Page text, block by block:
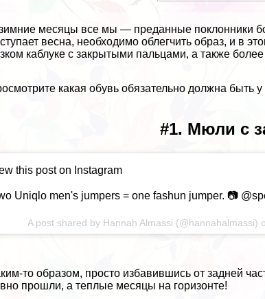
месяцы все мы — преданные поклонники
весна, необходимо облегчить образ, и в
каблуке с закрытыми пальцами, а также
какая обувь обязательно должна быть у
#1. Мюли с
this post on Instagram
Uniqlo men's jumpers = one fashun jumper. 📷
A post shared by Hannah Almassi (@hannahalmassi)
то образом, просто избавившись от задней
прошли, а теплые месяцы на горизонте!